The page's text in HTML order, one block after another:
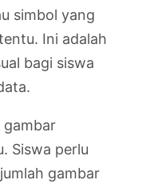
simbol yang
Ini adalah
bagi siswa
gambar
Siswa perlu
gambar